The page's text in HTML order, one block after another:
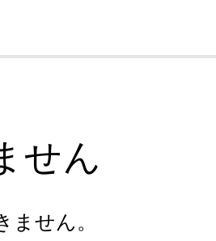
せん
せん。